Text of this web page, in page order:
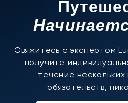
Свяжитесь с экспертом
получите
течение нескольких
обязательств,